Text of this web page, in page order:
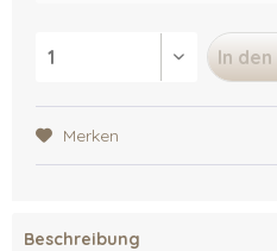
In den
Merken
Beschreibung